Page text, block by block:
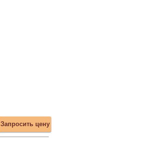
Запросить цену